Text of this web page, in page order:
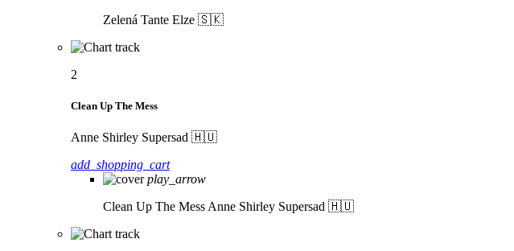
Zelená Tante Elze 🇸🇰
2
Clean Up The Mess
Anne Shirley Supersad 🇭🇺
add_shopping_cart
play_arrow
Clean Up The Mess Anne Shirley Supersad 🇭🇺